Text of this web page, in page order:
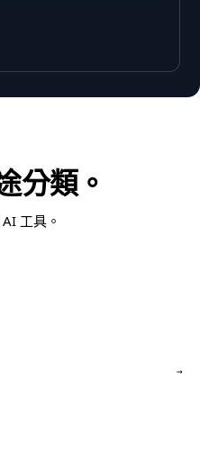
分類。
工具。
→